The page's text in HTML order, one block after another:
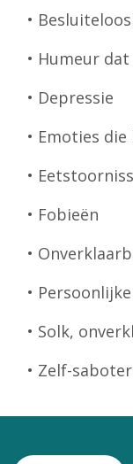
•
• Humeur
• Depressie
• Emoties
•
• Fobieën
•
•
• Solk,
• Zelf-